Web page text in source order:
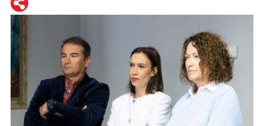
Facebook
Twitter